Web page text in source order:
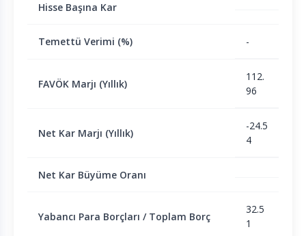
Hisse Başına Kar
Temettü Verimi (%) -
FAVÖK Marjı (Yıllık)
112.
96
Net Kar Marjı (Yıllık)
-24.5
4
Net Kar Büyüme Oranı
Yabancı Para Borçları / Toplam Borç
32.5
1